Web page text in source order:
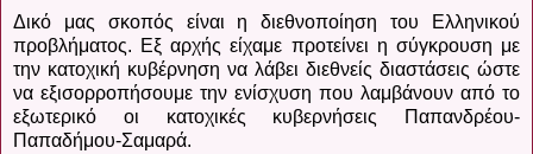
Δικό μας σκοπός είναι η διεθνοποίηση του Ελληνικού
προβλήματος. Εξ αρχής είχαμε προτείνει η σύγκρουση με
την κατοχική κυβέρνηση να λάβει διεθνείς διαστάσεις ώστε
να εξισορροπήσουμε την ενίσχυση που λαμβάνουν από το
εξωτερικό οι κατοχικές κυβερνήσεις Παπανδρέου-
Παπαδήμου-Σαμαρά.